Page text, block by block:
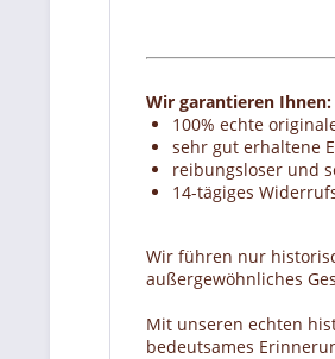
Wir garantieren Ihnen:
100% echte
sehr gut erhaltene
reibungsloser und
14-tägiges
Wir führen nur
außergewöhnliches
Mit unseren echten
bedeutsames